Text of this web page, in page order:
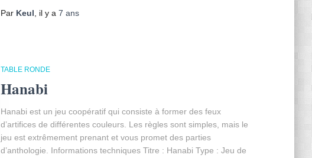
Par Keul, il y a 7 ans
TABLE RONDE
Hanabi
Hanabi est un jeu coopératif qui consiste à former des feux
d’artifices de différentes couleurs. Les règles sont simples, mais le
jeu est extrêmement prenant et vous promet des parties
d’anthologie. Informations techniques Titre : Hanabi Type : Jeu de